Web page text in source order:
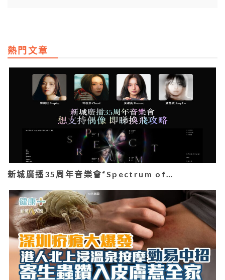
熱門文章
新城廣播35周年音樂會“Spectrum of…